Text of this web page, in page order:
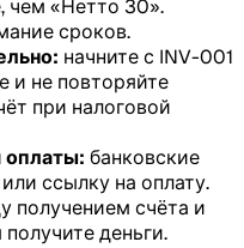
чем «Нетто 30».
сроков.
начните с INV-001
и не повторяйте
при налоговой
оплаты: банковские
ссылку на оплату.
счёта и
деньги.